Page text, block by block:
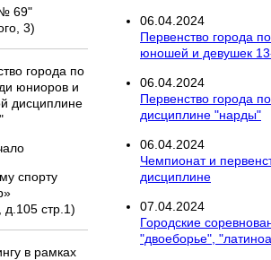
69"
3)
города по
юниоров и
дисциплине
спорту
д.105 стр.1)
в рамках
06.04.2024
Первенство города
юношей и девушек
06.04.2024
Первенство города
дисциплине "нарды"
06.04.2024
Чемпионат и
дисциплине
07.04.2024
Городские
"двоеборье",